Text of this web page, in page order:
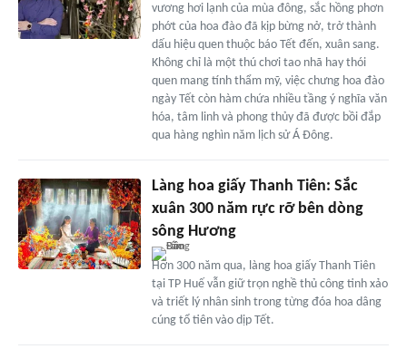
vương hơi lạnh của mùa đông, sắc hồng phơn
phớt của hoa đào đã kịp bừng nở, trở thành
dấu hiệu quen thuộc báo Tết đến, xuân sang.
Không chỉ là một thú chơi tao nhã hay thói
quen mang tính thẩm mỹ, việc chưng hoa đào
ngày Tết còn hàm chứa nhiều tầng ý nghĩa văn
hóa, tâm linh và phong thủy đã được bồi đắp
qua hàng nghìn năm lịch sử Á Đông.
Làng hoa giấy Thanh Tiên: Sắc
xuân 300 năm rực rỡ bên dòng
sông Hương
Hơn 300 năm qua, làng hoa giấy Thanh Tiên
tại TP Huế vẫn giữ trọn nghề thủ công tinh xảo
và triết lý nhân sinh trong từng đóa hoa dâng
cúng tổ tiên vào dịp Tết.